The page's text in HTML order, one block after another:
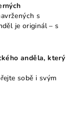
s
je originál – s
anděla, který
sobě i svým